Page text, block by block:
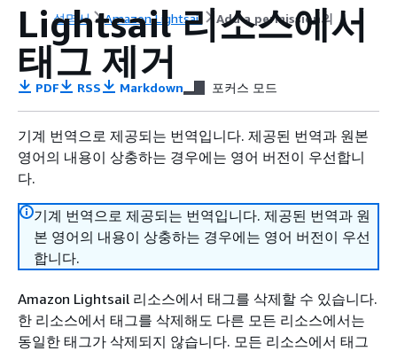
설명서 Amazon Lightsail Add a permission의
Lightsail 리소스에서
태그 제거
PDF RSS Markdown 포커스 모드
기계 번역으로 제공되는 번역입니다. 제공된 번역과 원본
영어의 내용이 상충하는 경우에는 영어 버전이 우선합니
다.
기계 번역으로 제공되는 번역입니다. 제공된 번역과 원
본 영어의 내용이 상충하는 경우에는 영어 버전이 우선
합니다.
Amazon Lightsail 리소스에서 태그를 삭제할 수 있습니다.
한 리소스에서 태그를 삭제해도 다른 모든 리소스에서는
동일한 태그가 삭제되지 않습니다. 모든 리소스에서 태그